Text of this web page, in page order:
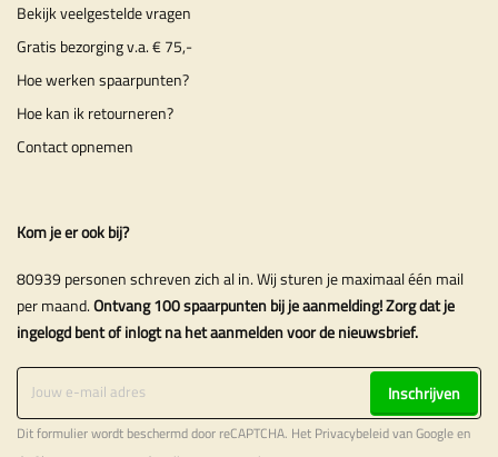
Bekijk veelgestelde vragen
Gratis bezorging v.a. € 75,-
Hoe werken spaarpunten?
Hoe kan ik retourneren?
Contact opnemen
Kom je er ook bij?
80939 personen schreven zich al in. Wij sturen je maximaal één mail
per maand.Ontvang 100 spaarpunten bij je aanmelding! Zorg dat je
ingelogd bent of inlogt na het aanmelden voor de nieuwsbrief.
Inschrijven
Dit formulier wordt beschermd door reCAPTCHA. Het Privacybeleidvan Google en